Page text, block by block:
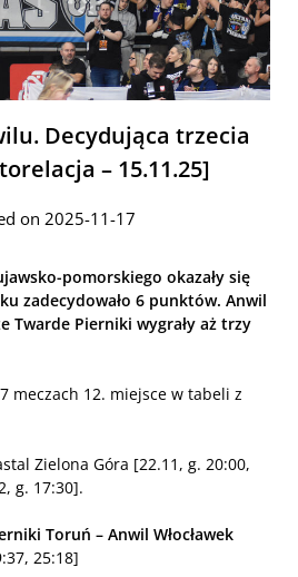
Decydująca trzecia
– 15.11.25]
on 2025-11-17
pomorskiego okazały się
zadecydowało 6 punktów. Anwil
Twarde Pierniki wygrały aż trzy
meczach 12. miejsce w tabeli z
Zielona Góra [22.11, g. 20:00,
g. 17:30].
Toruń – Anwil Włocławek
25:18]